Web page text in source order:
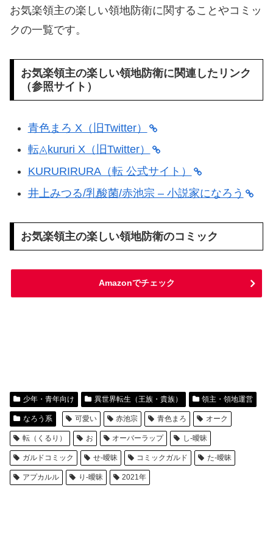
お気楽領主の楽しい領地防衛に関することやコミッ
クの一覧です。
お気楽領主の楽しい領地防衛に関連したリンク
（参照サイト）
青色まろ X（旧Twitter）
転◬kururi X（旧Twitter）
KURURIRURA（転 公式サイト）
井上みつる/乳酸菌/赤池宗 – 小説家になろう
お気楽領主の楽しい領地防衛のコミック
Amazonでチェック
少年・青年向け 異世界転生（王族・貴族） 領主・領地運営
なろう系 可愛い 赤池宗 青色まろ オーク
転（くるり） お オーバーラップ し-曖昧
ガルドコミック せ-曖昧 コミックガルド た-曖昧
アプカルル り-曖昧 2021年